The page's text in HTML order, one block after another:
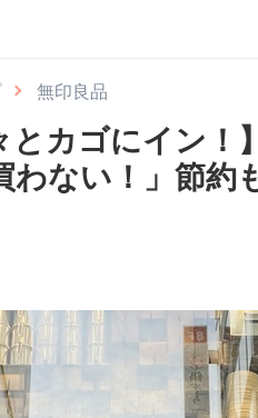
無印良品
とカゴにイン！
わない！」節約